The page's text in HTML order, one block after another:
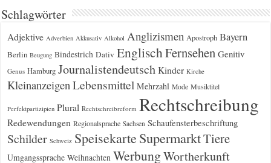
Schlagwörter
Adjektive Adverbien Akkusativ Alkohol Anglizismen Apostroph Bayern
Berlin Beugung Bindestrich Dativ EnglischFernsehen Genitiv
Genus Hamburg Journalistendeutsch Kinder Kirche
Kleinanzeigen Lebensmittel Mehrzahl Mode Musiktitel
Perfektpartizipien Plural Rechtschreibreform Rechtschreibung
Redewendungen Regionalsprache Sachsen Schaufensterbeschriftung
Schilder Schweiz Speisekarte SupermarktTiere
Umgangssprache Weihnachten WerbungWortherkunft